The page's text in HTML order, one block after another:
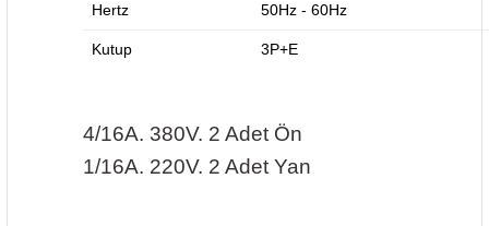
Hertz 50Hz - 60Hz
Kutup 3P+E
4/16A. 380V. 2 Adet Ön
1/16A. 220V. 2 Adet Yan